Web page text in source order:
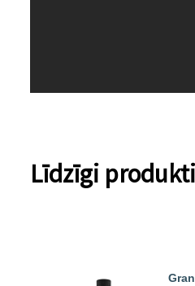
Līdzīgi produkti